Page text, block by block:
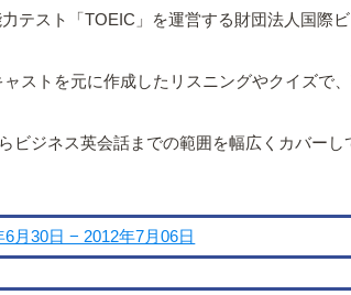
テスト「TOEIC」を運営する財団法人国際
ストを元に作成したリスニングやクイズで
ジネス英会話までの範囲を幅広くカバーし
月30日 − 2012年7月06日